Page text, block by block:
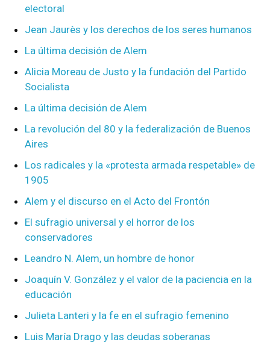
electoral
Jean Jaurès y los derechos de los seres humanos
La última decisión de Alem
Alicia Moreau de Justo y la fundación del Partido
Socialista
La última decisión de Alem
La revolución del 80 y la federalización de Buenos
Aires
Los radicales y la «protesta armada respetable» de
1905
Alem y el discurso en el Acto del Frontón
El sufragio universal y el horror de los
conservadores
Leandro N. Alem, un hombre de honor
Joaquín V. González y el valor de la paciencia en la
educación
Julieta Lanteri y la fe en el sufragio femenino
Luis María Drago y las deudas soberanas